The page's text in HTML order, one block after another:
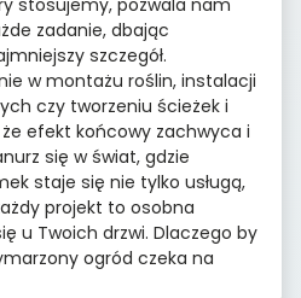
stosujemy, pozwala nam
zadanie, dbając
szczegół.
w montażu roślin, instalacji
czy tworzeniu ścieżek i
efekt końcowy zachwyca i
się w świat, gdzie
staje się nie tylko usługą,
projekt to osobna
u Twoich drzwi. Dlaczego by
ogród czeka na